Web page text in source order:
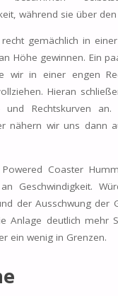
während sie über
gemächlich in
Höhe gewinnen. Ein
wir in einer engen
Hieran
und Rechtskurven
nähern wir uns dann
Coaster
Geschwindigkeit.
der Ausschwung der
Anlage deutlich mehr
ein wenig in Grenzen.